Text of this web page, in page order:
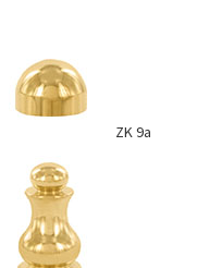
ZK 9a